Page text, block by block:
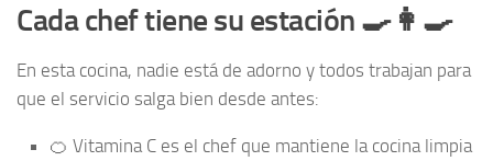
Cada chef tiene su estación 🍳👩‍🍳
En esta cocina, nadie está de adorno y todos trabajan para
que el servicio salga bien desde antes:
🍊 Vitamina C es el chef que mantiene la cocina limpia